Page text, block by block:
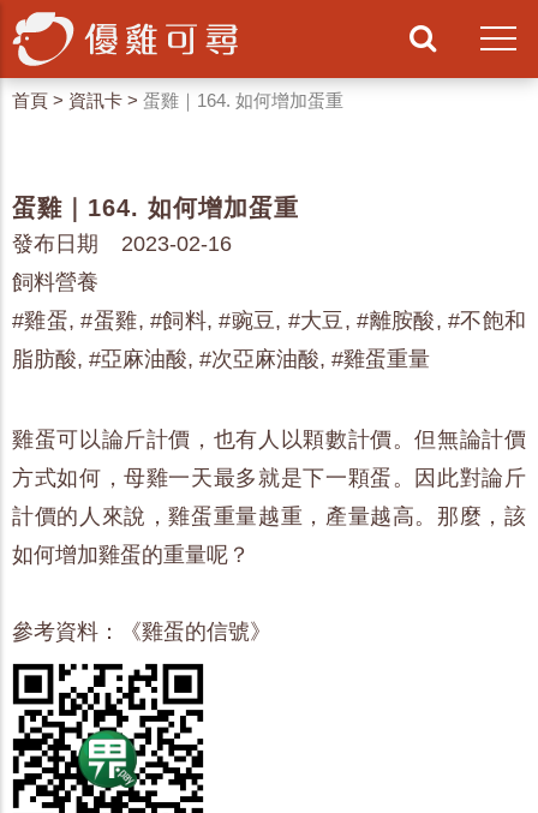
首頁 > 資訊卡 > 蛋雞｜164. 如何增加蛋重
蛋雞｜164. 如何增加蛋重
發布日期 2023-02-16
飼料營養
#雞蛋, #蛋雞, #飼料, #豌豆, #大豆, #離胺酸, #不飽和
脂肪酸, #亞麻油酸, #次亞麻油酸, #雞蛋重量
雞蛋可以論斤計價，也有人以顆數計價。但無論計價
方式如何，母雞一天最多就是下一顆蛋。因此對論斤
計價的人來說，雞蛋重量越重，產量越高。那麼，該
如何增加雞蛋的重量呢？
參考資料：《雞蛋的信號》